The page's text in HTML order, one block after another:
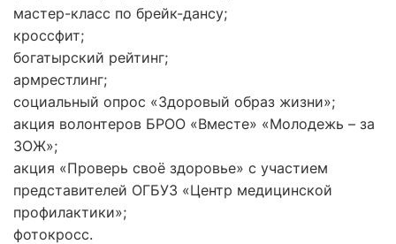
мастер-класс по брейк-дансу;
кроссфит;
богатырский рейтинг;
армрестлинг;
социальный опрос «Здоровый образ жизни»;
акция волонтеров БРОО «Вместе» «Молодежь – за
ЗОЖ»;
акция «Проверь своё здоровье» с участием
представителей ОГБУЗ «Центр медицинской
профилактики»;
фотокросс.